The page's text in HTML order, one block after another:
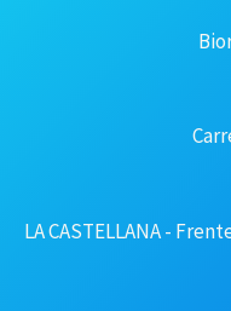
LA CASTELLANA -